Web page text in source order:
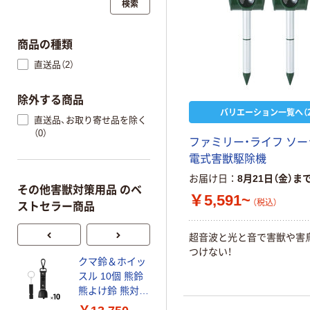
バリエーション一覧へ（2
ファミリー・ライフ ソ
電式害獣駆除機
お届け日 8月21日（金）ま
￥5,591~ （税込）
超音波と光と音で害獣や害
つけない！
検索
商品の種類
直送品（2）
除外する商品
直送品、お取り寄せ品を除く
（0）
その他害獣対策用品 のベ
ストセラー商品
クマ鈴＆ホイッ
スル 10個 熊鈴
熊よけ鈴 熊対策
グッズ ホイッス